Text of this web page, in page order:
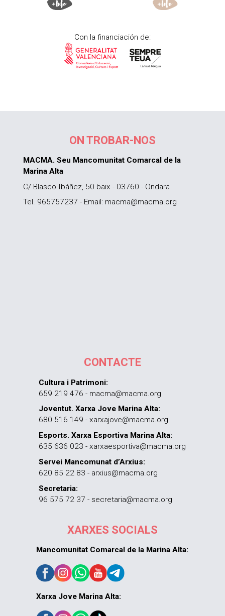
Con la financiación de:
ON TROBAR-NOS
MACMA. Seu Mancomunitat Comarcal de la
Marina Alta
C/ Blasco Ibáñez, 50 baix - 03760 - Ondara
Tel. 965757237 - Email: macma@macma.org
CONTACTE
Cultura i Patrimoni:
659 219 476 - macma@macma.org
Joventut. Xarxa Jove Marina Alta:
680 516 149 - xarxajove@macma.org
Esports. Xarxa Esportiva Marina Alta:
635 636 023 - xarxaesportiva@macma.org
Servei Mancomunat d’Arxius:
620 85 22 83 - arxius@macma.org
Secretaria:
96 575 72 37 - secretaria@macma.org
XARXES SOCIALS
Mancomunitat Comarcal de la Marina Alta:
Xarxa Jove Marina Alta: